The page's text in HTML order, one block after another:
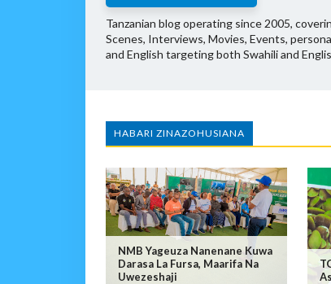
Tanzanian blog operating since 2005,
Scenes, Interviews, Movies, Events,
and English targeting both Swahili and
HABARI ZINAZOHUSIANA
NMB Yageuza Nanenane Kuwa
Darasa La Fursa, Maarifa Na
Uwezeshaji